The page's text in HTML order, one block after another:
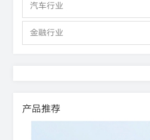
汽车行业
金融行业
产品推荐